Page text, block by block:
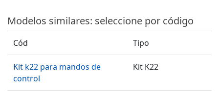
Modelos similares: seleccione por código
Cód Tipo
Kit k22 para mandos de
control
Kit K22